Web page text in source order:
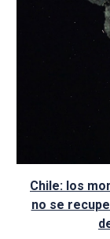
Chile: los
no se